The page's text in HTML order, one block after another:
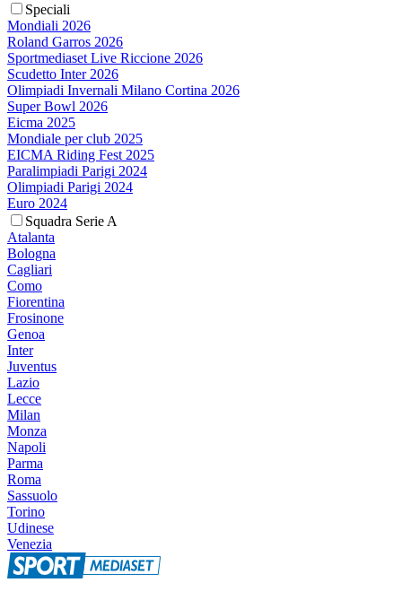
Speciali
Mondiali 2026
Roland Garros 2026
Sportmediaset Live Riccione 2026
Scudetto Inter 2026
Olimpiadi Invernali Milano Cortina 2026
Super Bowl 2026
Eicma 2025
Mondiale per club 2025
EICMA Riding Fest 2025
Paralimpiadi Parigi 2024
Olimpiadi Parigi 2024
Euro 2024
Squadra Serie A
Atalanta
Bologna
Cagliari
Como
Fiorentina
Frosinone
Genoa
Inter
Juventus
Lazio
Lecce
Milan
Monza
Napoli
Parma
Roma
Sassuolo
Torino
Udinese
Venezia